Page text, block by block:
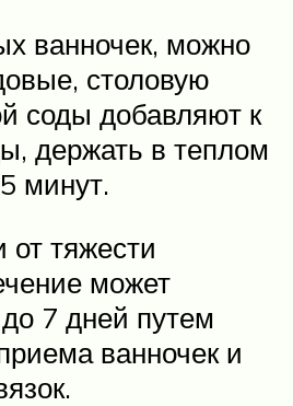
ванночек, можно
столовую
соды добавляют к
держать в теплом
минут.
от тяжести
может
7 дней путем
ванночек и